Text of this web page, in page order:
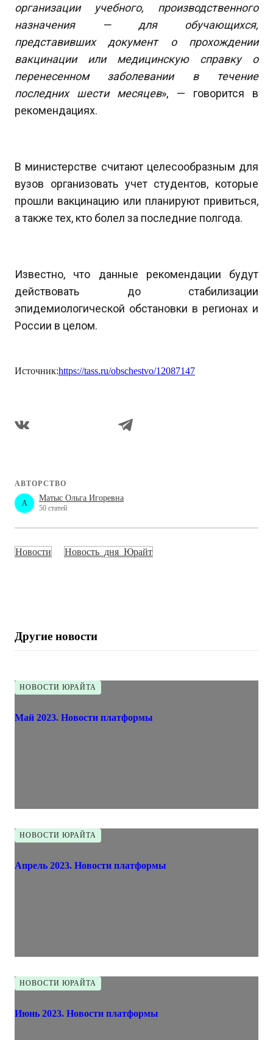
организации учебного, производственного
назначения — для обучающихся,
представивших документ о прохождении
вакцинации или медицинскую справку о
перенесенном заболевании в течение
последних шести месяцев», — говорится в
рекомендациях.
В министерстве считают целесообразным для
вузов организовать учет студентов, которые
прошли вакцинацию или планируют привиться,
а также тех, кто болел за последние полгода.
Известно, что данные рекомендации будут
действовать до стабилизации
эпидемиологической обстановки в регионах и
России в целом.
Источник:https://tass.ru/obschestvo/12087147
АВТОРСТВО
A
Матыс Ольга Игоревна
50 статей
Новости Новость_дня_Юрайт
Другие новости
НОВОСТИ ЮРАЙТА
Май 2023. Новости платформы
НОВОСТИ ЮРАЙТА
Апрель 2023. Новости платформы
НОВОСТИ ЮРАЙТА
Июнь 2023. Новости платформы